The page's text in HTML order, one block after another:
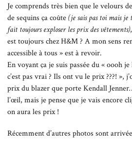
Je comprends très bien que le velours
de sequins ça coûte(je sais pas toi mais
fait toujours exploser les prix des vêtements)
est toujours chez H&M ? A mon sens
accessible à tous » est à revoir.
En voyant ça je suis passée du « oooh
c’est pas vrai ? Ils ont vu le prix ???! »,
prix du blazer que porte Kendall
l’œil, mais je pense que je vais encore
on aura les prix !
Récemment d’autres photos sont